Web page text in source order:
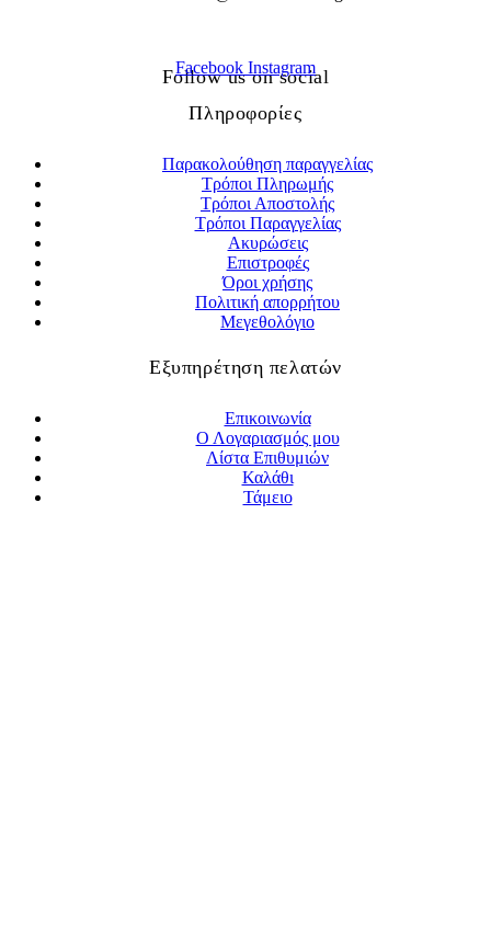
Follow us on social
Facebook Instagram
Πληροφορίες
Παρακολούθηση παραγγελίας
Τρόποι Πληρωμής
Τρόποι Αποστολής
Τρόποι Παραγγελίας
Ακυρώσεις
Επιστροφές
Όροι χρήσης
Πολιτική απορρήτου
Μεγεθολόγιο
Εξυπηρέτηση πελατών
Επικοινωνία
Ο Λογαριασμός μου
Λίστα Επιθυμιών
Καλάθι
Τάμειο